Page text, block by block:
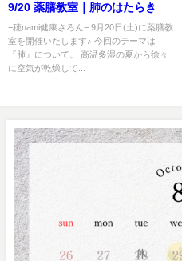
9/20 薬膳教室｜肺のはたらき
−穂nami健康さろん− 9月20日(土)に薬膳教
室を開催いたします♪ 今回のテーマは
『肺』について。 高温多湿の夏から徐々
に空気が乾燥して...